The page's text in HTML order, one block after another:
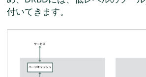
付いてきます。